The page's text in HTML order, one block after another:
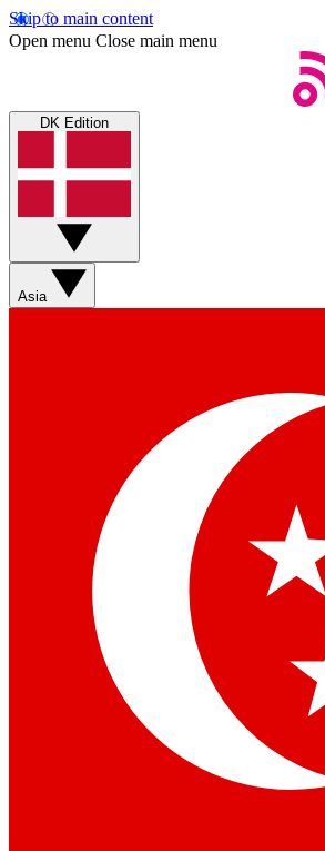
Skip to main content
Open menu Close main menu
DK Edition
Asia